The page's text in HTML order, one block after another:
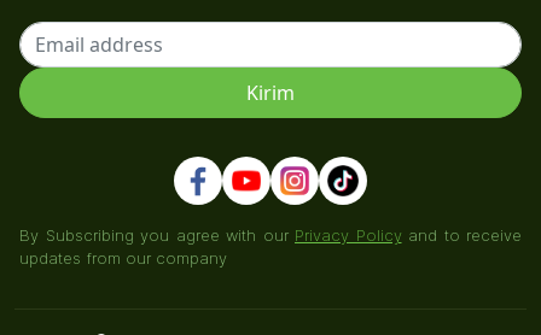
By Subscribing you agree with our Privacy Policyand to receive
updates from our company